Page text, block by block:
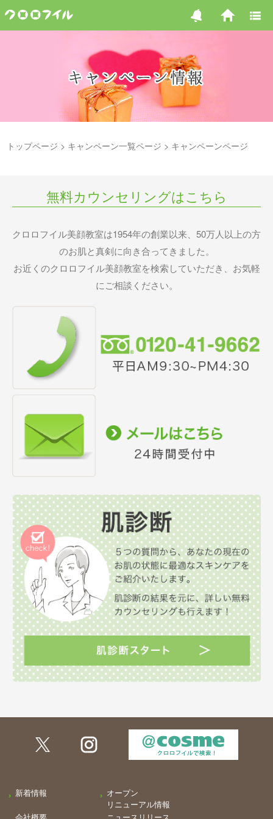
トップページ キャンペーン一覧ページ キャンペーンページ
無料カウンセリングはこちら
クロロフイル美顔教室は1954年の創業以来、50万人以上の方
のお肌と真剣に向き合ってきました。
お近くのクロロフイル美顔教室を検索していただき、お気軽
にご相談ください。
新着情報
オープン
リニューアル情報